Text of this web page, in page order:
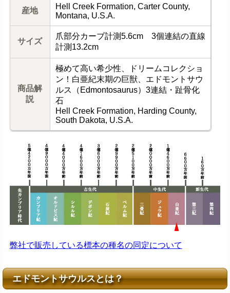
産地
Hell Creek Formation, Carter County,
Montana, U.S.A.
サイズ
爪部分カーブ計測5.6cm 3個連結の直線
計測13.2cm
商品解
説
極めて高い希少性、ドリームコレクショ
ン！白亜紀末期の巨獣、エドモントサウ
ルス（Edmontosaurus）3連結・趾骨化
石
Hell Creek Formation, Harding County,
South Dakota, U.S.A.
弊社で販売している標本の種名の同定について
エドモントサウルスとは？